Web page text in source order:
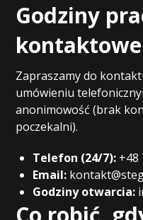
Godziny
kontaktowe
Zapraszamy do
umówieniu
anonimowość (brak
poczekalni).
Telefon (24/7): +48
Email:
Godziny otwarcia: